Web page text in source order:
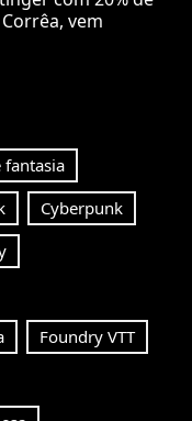
Cyberpunk
Foundry VTT